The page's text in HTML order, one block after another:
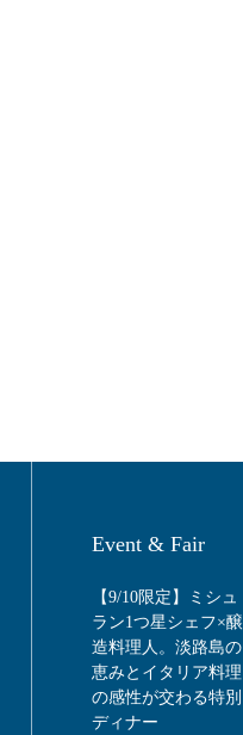
Event & Fair
【9/10限定】ミシュ
ラン1つ星シェフ×醸
造料理人。淡路島の
恵みとイタリア料理
の感性が交わる特別
ディナー